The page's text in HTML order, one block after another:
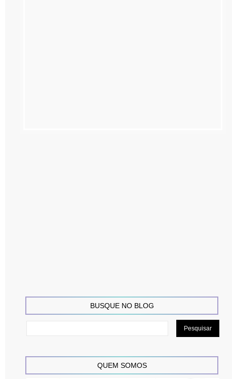
BUSQUE NO BLOG
QUEM SOMOS